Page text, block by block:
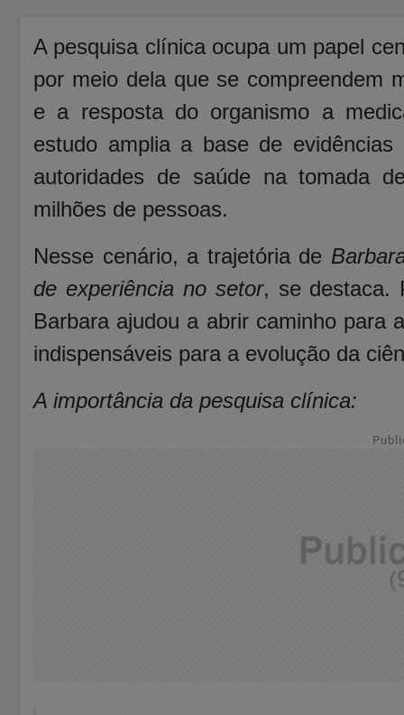
A pesquisa clínica ocupa um papel
por meio dela que se compreendem
e a resposta do organismo a
estudo amplia a base de
autoridades de saúde na tomada
milhões de pessoas.
Nesse cenário, a trajetória de
de experiência no setor, se destaca.
Barbara ajudou a abrir caminho para
indispensáveis para a evolução da
A importância da pesquisa clínica: